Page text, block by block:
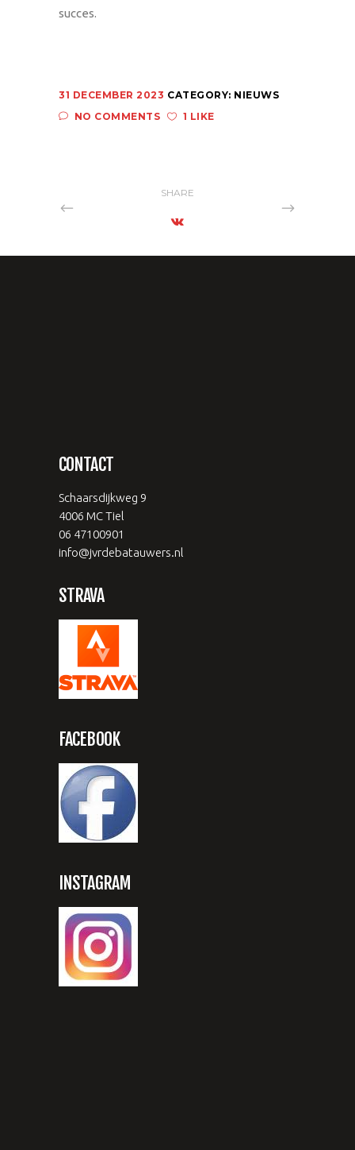
succes.
31 DECEMBER 2023 CATEGORY: NIEUWS
NO COMMENTS
1 LIKE
SHARE
CONTACT
Schaarsdijkweg 9
4006 MC Tiel
06 47100901
info@jvrdebatauwers.nl
STRAVA
FACEBOOK
INSTAGRAM